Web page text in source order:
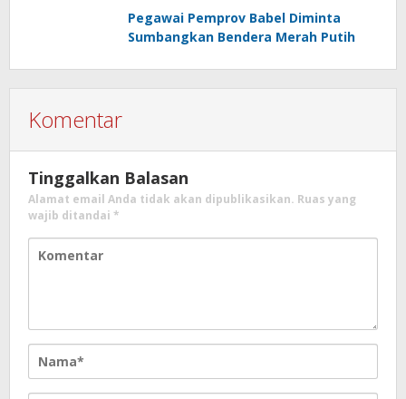
Pegawai Pemprov Babel Diminta
Sumbangkan Bendera Merah Putih
Komentar
Tinggalkan Balasan
Alamat email Anda tidak akan dipublikasikan. Ruas yang
wajib ditandai *